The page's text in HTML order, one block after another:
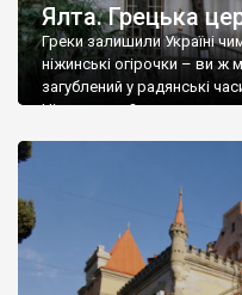
Ялта. Грецька
Греки залишили Україні
ніжинські огірочки – ви ж
загублений у радянські
Ніжин греки?